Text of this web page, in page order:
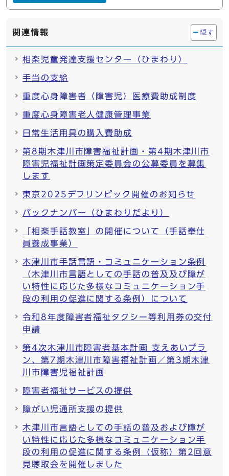
関連情報 隠す
相楽児童発達支援センター（ひまわり）
手当の支給
重度心身障害者（障害児）医療費助成制度
重度心身障害老人健康管理事業
日常生活用具の購入費助成
第8期木津川市障害福祉計画・第4期木津川市
障害児福祉計画策定委員会の公募委員を募集
します
東京2025デフリンピック開催のお知らせ
バックナンバー（ひまわりだより）
「相楽手話教室」の開催について（手話奉仕
員養成事業）
木津川市手話言語・コミュニケーション条例
（木津川市言語としての手話の普及及び障が
い特性に応じた多様なコミュニケーション手
段の利用の促進に関する条例）について
令和8年度障害者福祉タクシー等利用券の交付
申請
第4次木津川市障害者基本計画 支えあいプラ
ン、第7期木津川市障害福祉計画／第3期木津
川市障害児福祉計画
障害者福祉サービスの提供
障がい児通所支援の提供
木津川市言語としての手話の普及および障が
い特性に応じた多様なコミュニケーション手
段の利用の促進に関する条例（仮称）第2回意
見聴取会を開催しました